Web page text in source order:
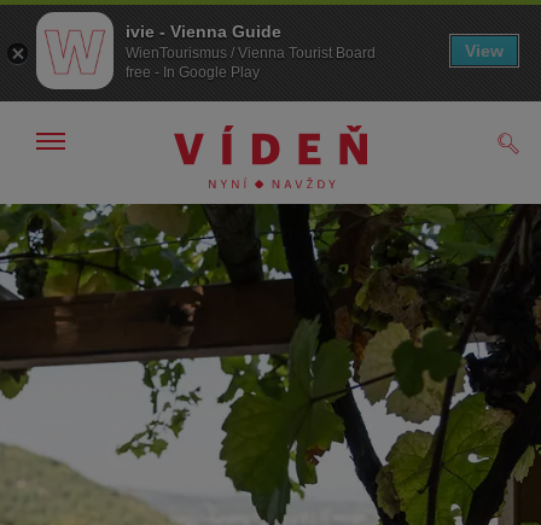
Přejít
na
procházení
Přejít
k obsahu
Zobrazit/skrýt
ivie - Vienna Guide
WienTourismus / Vienna Tourist Board
free - In Google Play
View